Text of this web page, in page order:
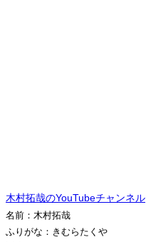
木村拓哉のYouTubeチャンネル
名前：木村拓哉
ふりがな：きむらたくや